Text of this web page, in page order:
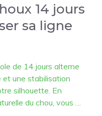
14 jours
sa ligne
de 14 jours alterne
et une stabilisation
silhouette. En
du chou, vous …